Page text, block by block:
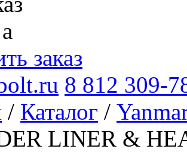
a
заказ
8 812 309-
/ Каталог /
LINER &